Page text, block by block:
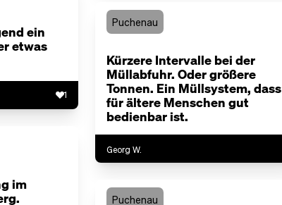
ein
etwas
1
Puchenau
Kürzere Intervalle bei der
Müllabfuhr. Oder größere
Tonnen. Ein Müllsystem, dass
für ältere Menschen gut
bedienbar ist.
Georg W.
im
Puchenau